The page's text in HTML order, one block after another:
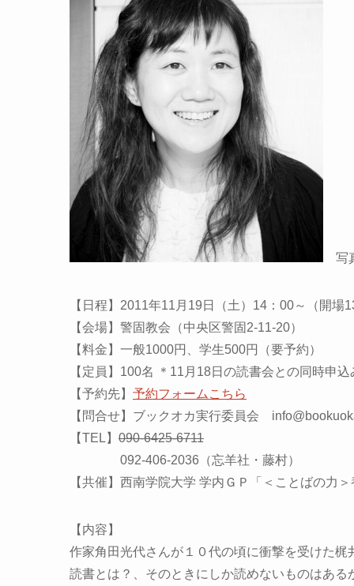
写
【日程】2011年11月19日（土）14：00～（開場
【会場】警固教会（中央区警固2-11-20）
【料金】一般1000円、学生500円（要予約）
【定員】100名 ＊11月18日の読書会との同時申
【予約先】 予約フォームこちら
【問合せ】ブックオカ実行委員会
【TEL】 090-6425-6711
092-406-2036（忘羊社・藤村）
【共催】西南学院大学 学内ＧＰ「＜ことばの力＞
【内容】
作家角田光代さんが１０代の頃に衝撃を受けた
読書とは？、そのときにしか読めないものはあ